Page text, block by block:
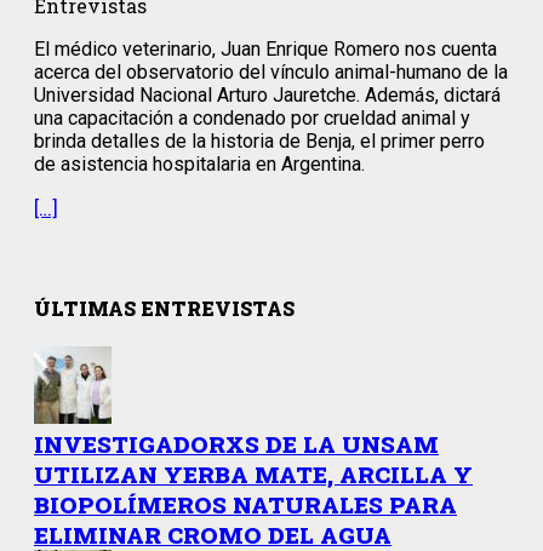
Entrevistas
El médico veterinario, Juan Enrique Romero nos cuenta
acerca del observatorio del vínculo animal-humano de la
Universidad Nacional Arturo Jauretche. Además, dictará
una capacitación a condenado por crueldad animal y
brinda detalles de la historia de Benja, el primer perro
de asistencia hospitalaria en Argentina.
[…]
ÚLTIMAS ENTREVISTAS
INVESTIGADORXS DE LA UNSAM
UTILIZAN YERBA MATE, ARCILLA Y
BIOPOLÍMEROS NATURALES PARA
ELIMINAR CROMO DEL AGUA